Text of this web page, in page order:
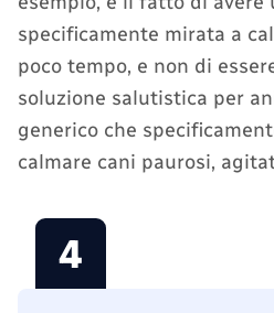
specificamente mirata a
poco tempo, e non di
soluzione salutistica per
generico che
calmare cani paurosi,
4